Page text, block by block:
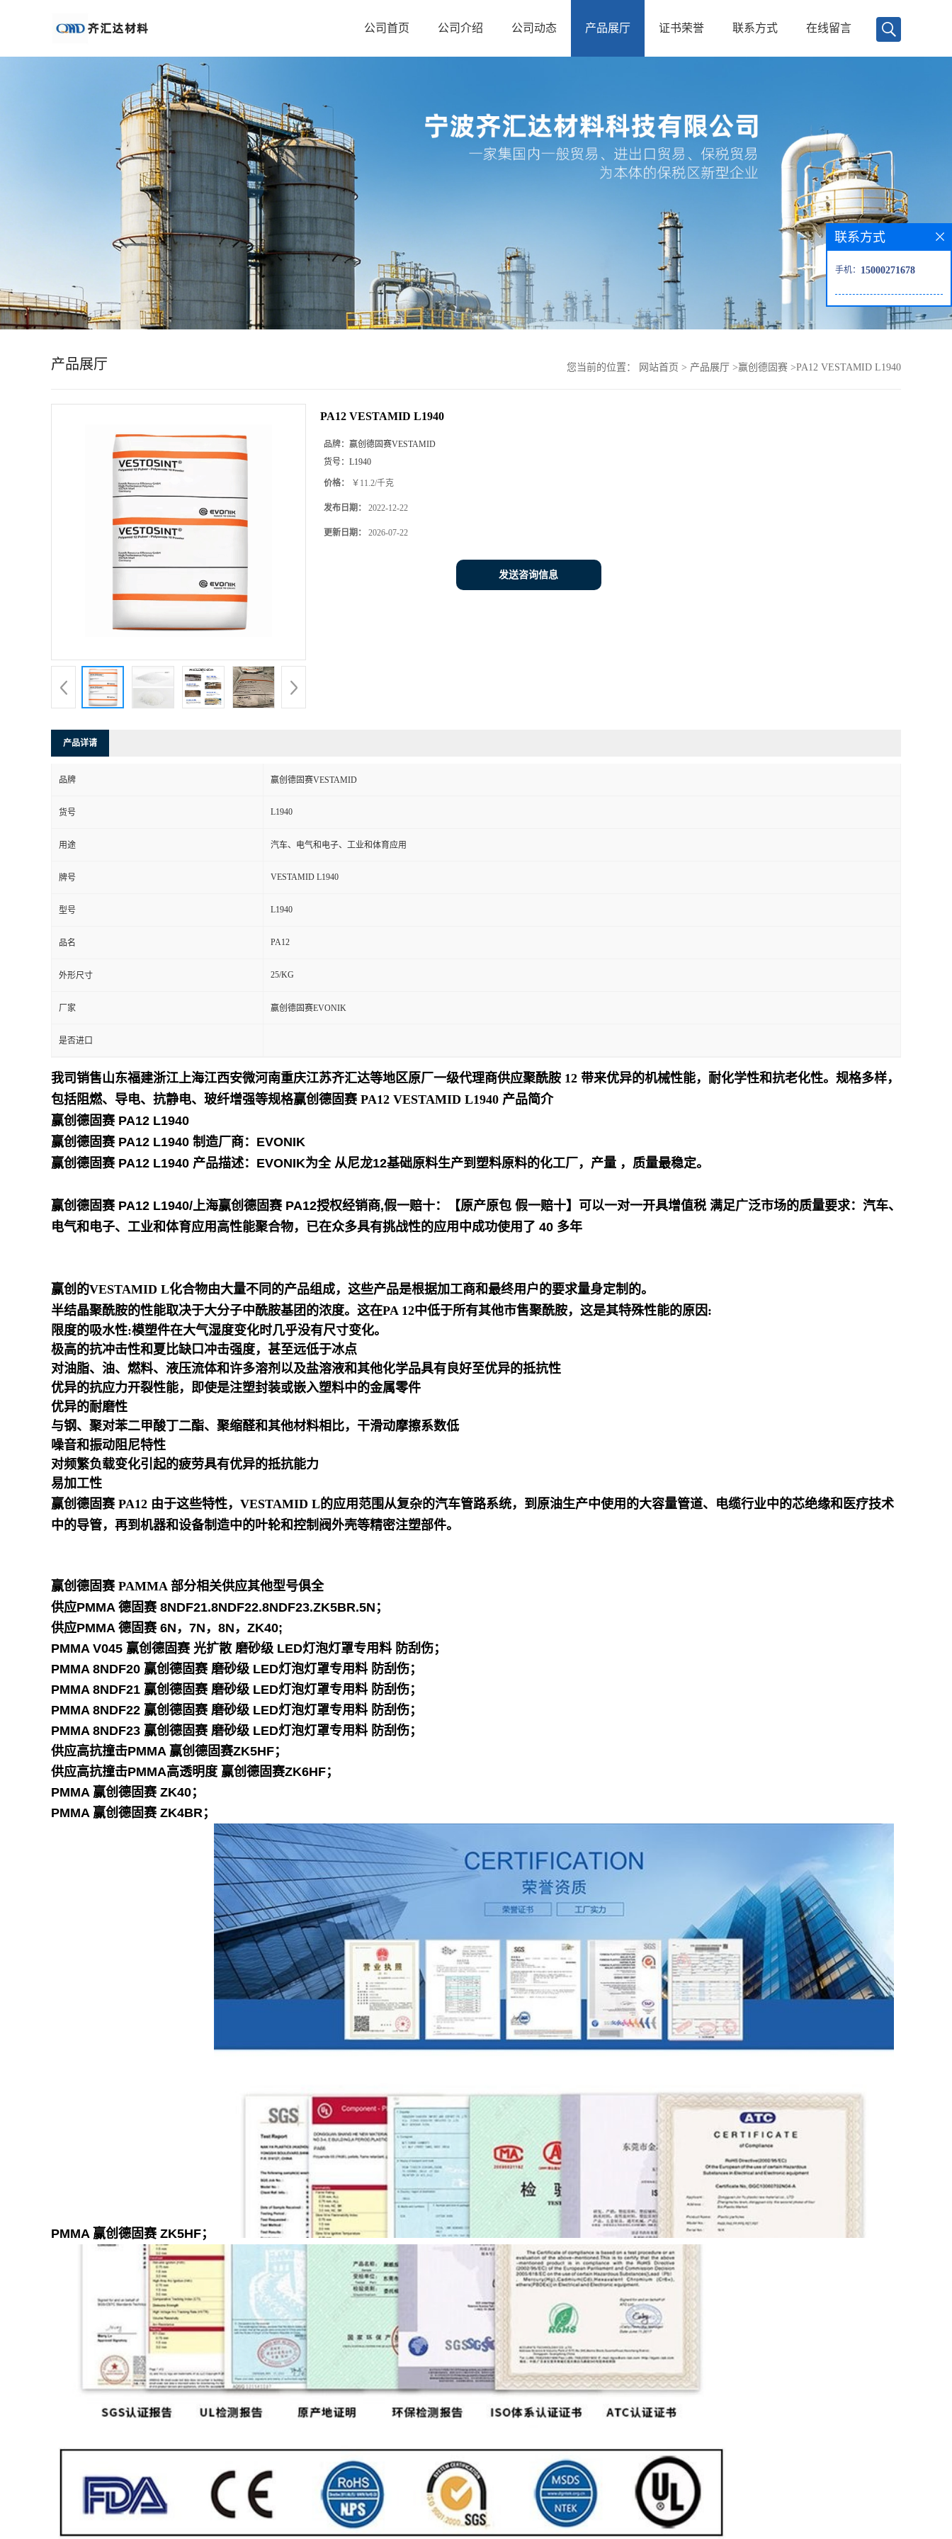
绍
公司首页 公司介绍 公司动态 产品展厅 证书荣誉 联系方式 在线留言
产品展厅 您当前的位置： 网站首页 > 产品展厅 >赢创德固赛 >PA12 VESTAMID L1940
PA12 VESTAMID L1940
品牌： 赢创德固赛VESTAMID
货号： L1940
价格： ￥11.2/千克
发布日期： 2022-12-22
更新日期： 2026-07-22
发送咨询信息
产品详请
品牌 赢创德固赛VESTAMID
货号 L1940
用途 汽车、电气和电子、工业和体育应用
牌号 VESTAMID L1940
型号 L1940
品名 PA12
外形尺寸 25/KG
厂家 赢创德固赛EVONIK
是否进口
我司销售山东福建浙江上海江西安微河南重庆江苏齐汇达等地区原厂一级代理商供应聚酰胺 12 带来优异的机械性能，耐化学性和抗老化性。规格多样，
包括阻燃、导电、抗静电、玻纤增强等规格赢创德固赛 PA12 VESTAMID L1940 产品简介
赢创德固赛 PA12 L1940
赢创德固赛 PA12 L1940 制造厂商：EVONIK
赢创德固赛 PA12 L1940 产品描述：EVONIK为全 从尼龙12基础原料生产到塑料原料的化工厂，产量 ，质量最稳定。
赢创德固赛 PA12 L1940/上海赢创德固赛 PA12授权经销商,假一赔十：【原产原包 假一赔十】可以一对一开具增值税 满足广泛市场的质量要求：汽车、
电气和电子、工业和体育应用高性能聚合物，已在众多具有挑战性的应用中成功使用了 40 多年
赢创的VESTAMID L化合物由大量不同的产品组成，这些产品是根据加工商和最终用户的要求量身定制的。
半结晶聚酰胺的性能取决于大分子中酰胺基团的浓度。这在PA 12中低于所有其他市售聚酰胺，这是其特殊性能的原因:
限度的吸水性:模塑件在大气湿度变化时几乎没有尺寸变化。
极高的抗冲击性和夏比缺口冲击强度，甚至远低于冰点
对油脂、油、燃料、液压流体和许多溶剂以及盐溶液和其他化学品具有良好至优异的抵抗性
优异的抗应力开裂性能，即使是注塑封装或嵌入塑料中的金属零件
优异的耐磨性
与钢、聚对苯二甲酸丁二酯、聚缩醛和其他材料相比，干滑动摩擦系数低
噪音和振动阻尼特性
对频繁负载变化引起的疲劳具有优异的抵抗能力
易加工性
赢创德固赛 PA12 由于这些特性，VESTAMID L的应用范围从复杂的汽车管路系统，到原油生产中使用的大容量管道、电缆行业中的芯绝缘和医疗技术
中的导管，再到机器和设备制造中的叶轮和控制阀外壳等精密注塑部件。
赢创德固赛 PAMMA 部分相关供应其他型号俱全
供应PMMA 德固赛 8NDF21.8NDF22.8NDF23.ZK5BR.5N；
供应PMMA 德固赛 6N，7N，8N，ZK40;
PMMA V045 赢创德固赛 光扩散 磨砂级 LED灯泡灯罩专用料 防刮伤；
PMMA 8NDF20 赢创德固赛 磨砂级 LED灯泡灯罩专用料 防刮伤；
PMMA 8NDF21 赢创德固赛 磨砂级 LED灯泡灯罩专用料 防刮伤；
PMMA 8NDF22 赢创德固赛 磨砂级 LED灯泡灯罩专用料 防刮伤；
PMMA 8NDF23 赢创德固赛 磨砂级 LED灯泡灯罩专用料 防刮伤；
供应高抗撞击PMMA 赢创德固赛ZK5HF；
供应高抗撞击PMMA高透明度 赢创德固赛ZK6HF；
PMMA 赢创德固赛 ZK40；
PMMA 赢创德固赛 ZK4BR；
PMMA 赢创德固赛 ZK5HF；
联系方式
手机： 15000271678